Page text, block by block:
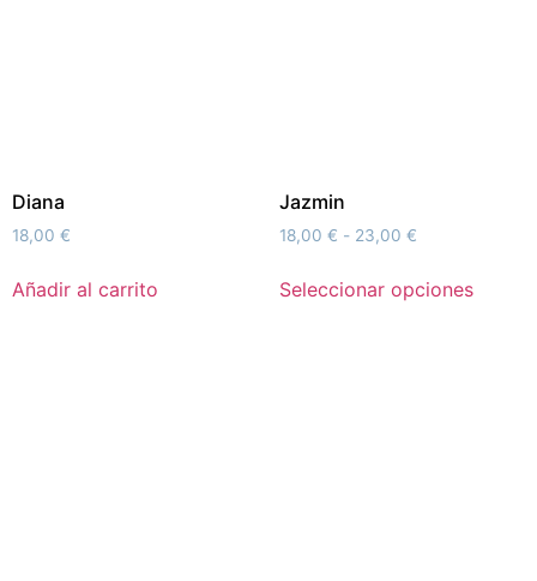
Diana
18,00 €
Añadir al carrito
Jazmin
18,00 € - 23,00 €
Seleccionar opciones